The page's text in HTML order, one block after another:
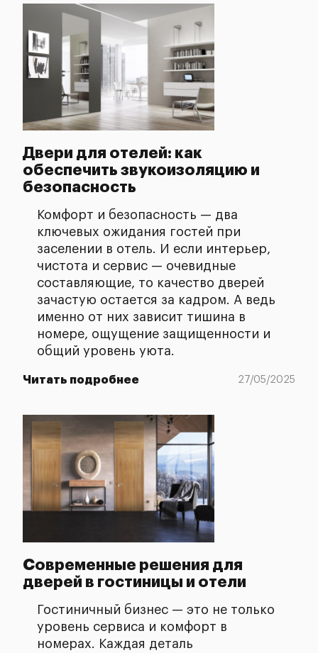
Двери для отелей: как
обеспечить звукоизоляцию и
безопасность
Комфорт и безопасность — два
ключевых ожидания гостей при
заселении в отель. И если интерьер,
чистота и сервис — очевидные
составляющие, то качество дверей
зачастую остается за кадром. А ведь
именно от них зависит тишина в
номере, ощущение защищенности и
общий уровень уюта.
Читать подробнее 27/05/2025
Современные решения для
дверей в гостиницы и отели
Гостиничный бизнес — это не только
уровень сервиса и комфорт в
номерах. Каждая деталь